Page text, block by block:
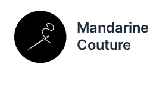
contenu
Mandarine
Couture